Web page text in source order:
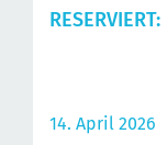
RESERVIERT:
14. April 2026